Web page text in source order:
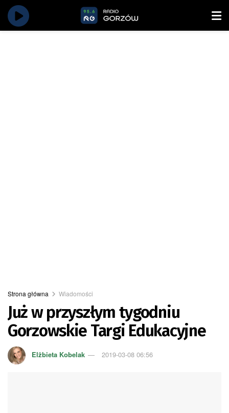
Strona główna Wiadomości
Już w przyszłym tygodniu
Gorzowskie Targi Edukacyjne
Elżbieta Kobelak 2019-03-08 06:56